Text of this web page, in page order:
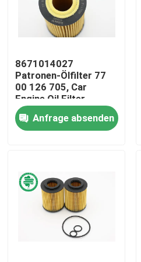
Über uns
Fabrik-Ausflug
Qualitätskontrolle
Nachrichten
Automobilmaschinen-
8671014027
Patronen-Ölfilter 77
00 126 705, Car
Engine Oil Filter-
Zellulose
Anfrage absenden